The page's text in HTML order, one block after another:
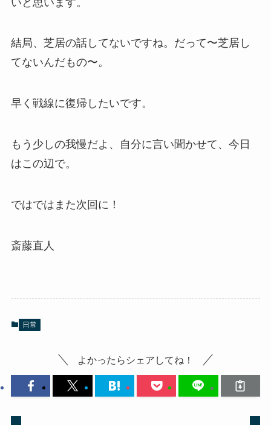
結局、芝居の話してないですね。だって〜芝居し
てないんだもの〜。
早く戦線に復帰したいです。
もう少しの我慢だよ、自分に言い聞かせて、今日
はこの辺で。
ではではまた次回に！
斎藤直人
日常
よかったらシェアしてね！